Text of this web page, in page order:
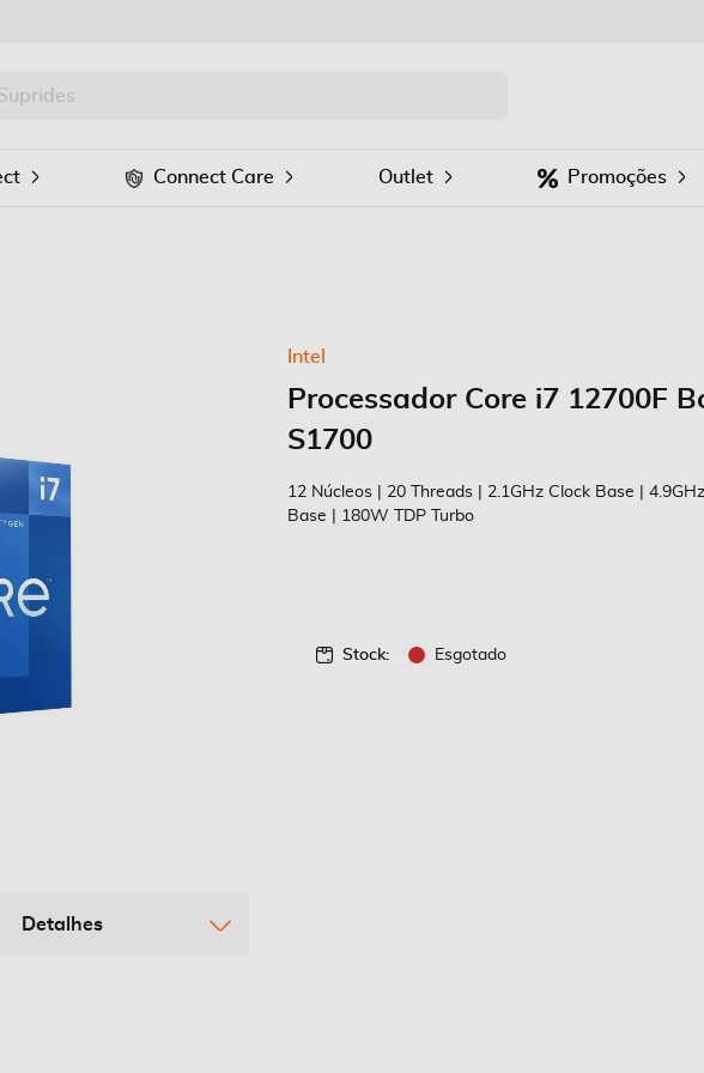
Connect Care Outlet Promoções
Detalhes
Intel
Processador Core i7 12700F
S1700
12 Núcleos | 20 Threads | 2.1GHz Clock Base |
Base | 180W TDP Turbo
Stock: Esgotado